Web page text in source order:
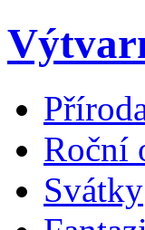
Roční
Svátky